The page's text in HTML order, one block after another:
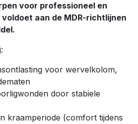
voor professioneel en
aan de MDR-richtlijnen
voor wervelkolom,
door stabiele
kraamperiode (comfort tijdens